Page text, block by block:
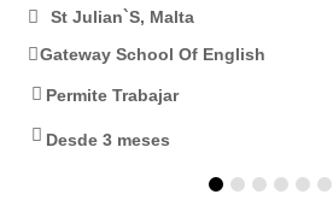
St Julian`s, Malta
Gateway School Of English
Permite Trabajar
Desde 3 meses